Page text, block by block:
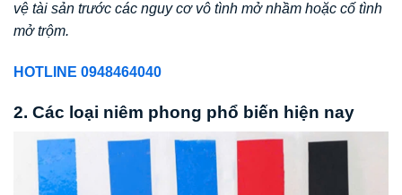
vệ tài sản trước các nguy cơ vô tình mở nhầm hoặc cố tình
mở trộm.
HOTLINE 0948464040
2. Các loại niêm phong phổ biến hiện nay